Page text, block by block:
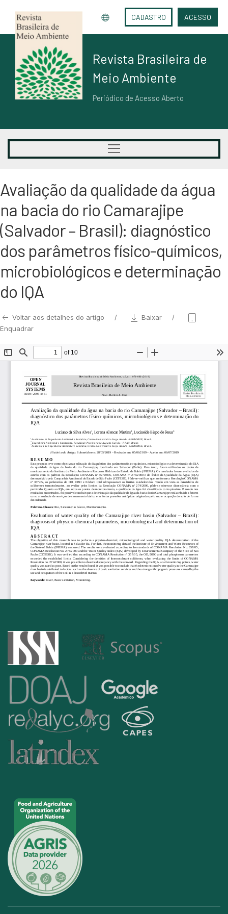
CADASTRO ACESSO
Revista Brasileira de
Meio Ambiente
Periódico de Acesso Aberto
Avaliação da qualidade da água
na bacia do rio Camarajipe
(Salvador – Brasil): diagnóstico
dos parâmetros físico-químicos,
microbiológicos e determinação
do IQA
Voltar aos detalhes do artigo
Baixar
Enquadrar